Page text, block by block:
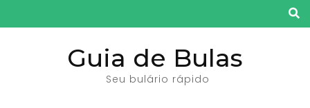
para
Guia de Bulas
Seu bulário rápido